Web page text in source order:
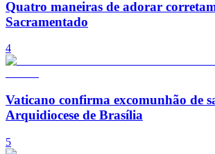
Quatro maneiras de adorar
Sacramentado
4
Vaticano confirma excomunhão de
Arquidiocese de Brasília
5